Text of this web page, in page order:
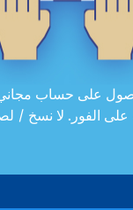
على حساب
على الفور. لا نسخ /